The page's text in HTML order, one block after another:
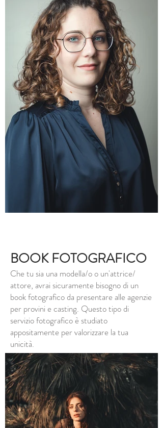
BOOK FOTOGRAFICO
Che tu sia una modella/o o un'attrice/
attore, avrai sicuramente bisogno di un
book fotografico da presentare alle agenzie
per provini e casting. Questo tipo di
servizio fotografico è studiato
appositamente per valorizzare la tua
unicità.